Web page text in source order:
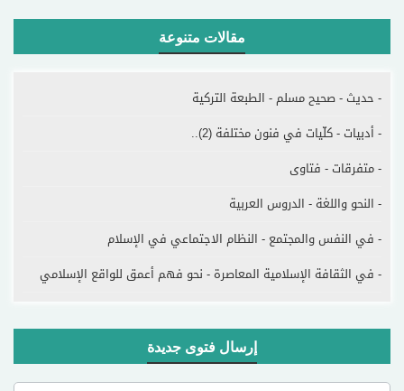
مقالات متنوعة
- حديث - صحيح مسلم - الطبعة التركية
- أدبيات - كلّيات في فنون مختلفة (2)..
- متفرقات - فتاوى
- النحو واللغة - الدروس العربية
- في النفس والمجتمع - النظام الاجتماعي في الإسلام
- في الثقافة الإسلامية المعاصرة - نحو فهم أعمق للواقع الإسلامي
إرسال فتوى جديدة